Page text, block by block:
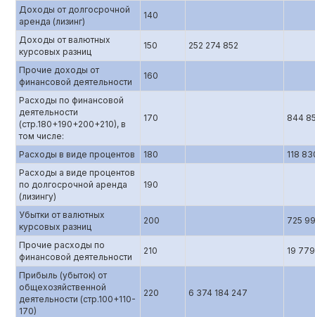
Доходы от долгосрочной
аренда (лизинг)
140
Доходы от валютных
курсовых разниц
150 252 274 852
Прочие доходы от
финансовой деятельности
160
Расходы по финансовой
деятельности
(стр.180+190+200+210), в
том числе:
170 844
Расходы в виде процентов 180
118
Расходы а виде процентов
по долгосрочной аренда
(лизингу)
190
Убытки от валютных
курсовых разниц
200 725
Прочие расходы по
финансовой деятельности
210 19 779
Прибыль (убыток) от
общехозяйственной
деятельности (стр.100+110-
170)
220 6 374 184 247